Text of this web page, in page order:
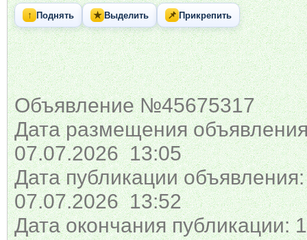
↑ Поднять ★ Выделить 📌 Прикрепить
Объявление №45675317
Дата размещения
07.07.2026 13:05
Дата публикации объявления:
07.07.2026 13:52
Дата окончания публикации: